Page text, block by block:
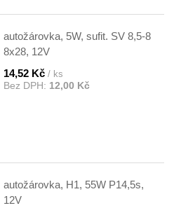
autožárovka, 5W, sufit. SV 8,5-8
8x28, 12V
14,52 Kč / ks
Bez DPH: 12,00 Kč
autožárovka, H1, 55W P14,5s,
12V